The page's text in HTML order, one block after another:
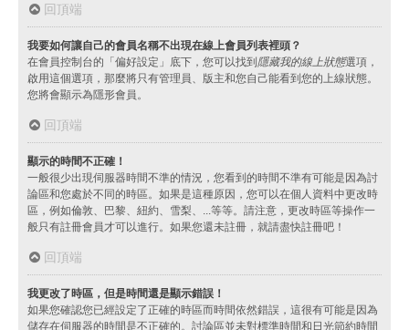
回頂端
我要如何讓自己的會員名稱不出現在線上會員列表裡頭？
在會員控制台的「偏好設定」底下，您可以找到隱藏我的線上狀態選項，
啟用這個選項，那麼將只有管理員、版主和您自己能看到您的上線狀態。
您將會顯示為隱形會員。
回頂端
顯示的時間不正確！
一般很少出現伺服器時間不準的情況，您看到的時間不準有可能是因為討
論區和您處於不同的時區。如果是這種原因，您可以在個人資料中更改時
區，例如倫敦、巴黎、紐約、雪梨、...等等。請注意，更改時區等操作一
般只有註冊會員才可以進行。如果您還未註冊，就請盡快註冊吧！
回頂端
我更改了時區，但是時間還是顯示錯誤！
如果您確認您已經設定了正確的時區而時間依然錯誤，這很有可能是因為
儲存在伺服器的時間是不正確的。討論區並未對標準時間和日光節約時間